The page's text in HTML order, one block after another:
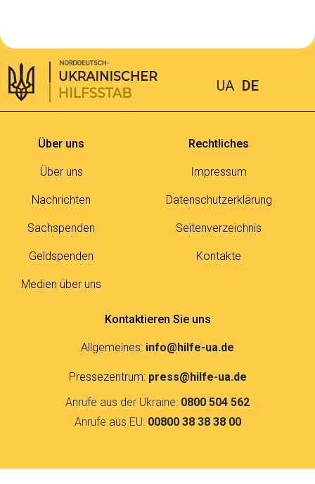
UA DE
Über uns
Über uns
Nachrichten
Sachspenden
Geldspenden
Medien über uns
Rechtliches
Impressum
Datenschutzerklärung
Seitenverzeichnis
Kontakte
Kontaktieren Sie uns
Allgemeines: info@hilfe-ua.de
Pressezentrum: press@hilfe-ua.de
Anrufe aus der Ukraine: 0800 504 562
Anrufe aus EU: 00800 38 38 38 00